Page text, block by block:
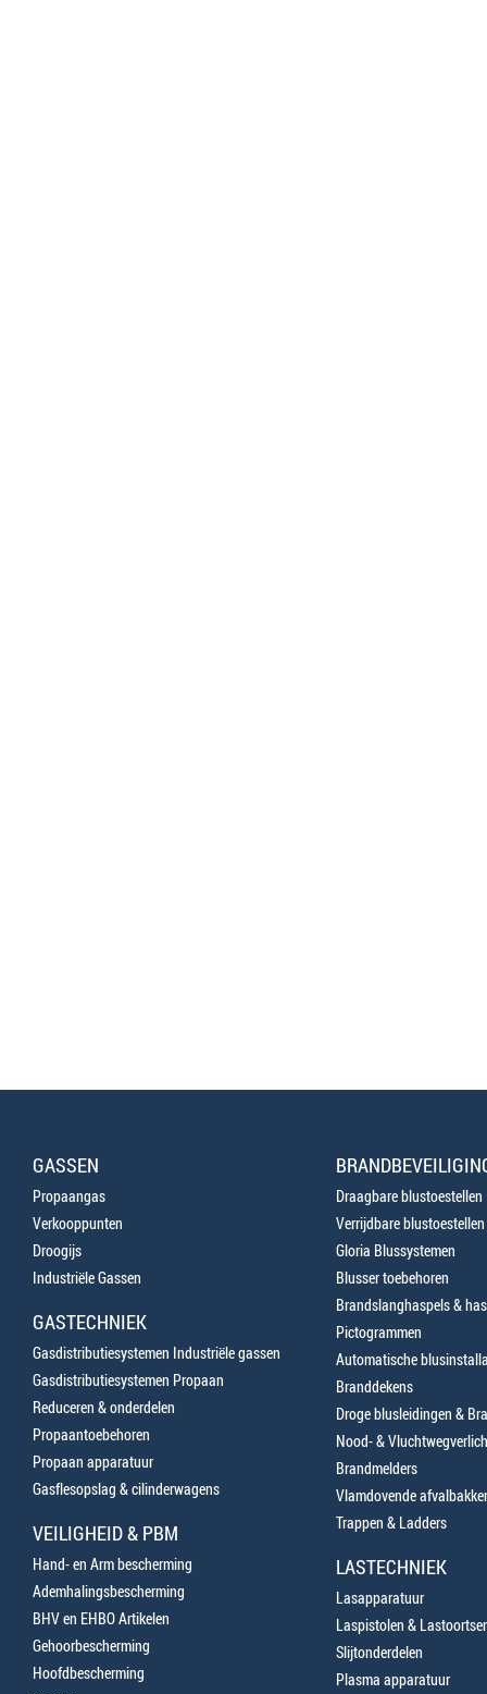
GASSEN
Propaangas
Verkooppunten
Droogijs
Industriële Gassen
GASTECHNIEK
Gasdistributiesystemen Industriële gassen
Gasdistributiesystemen Propaan
Reduceren & onderdelen
Propaantoebehoren
Propaan apparatuur
Gasflesopslag & cilinderwagens
VEILIGHEID & PBM
Hand- en Arm bescherming
Ademhalingsbescherming
BHV en EHBO Artikelen
Gehoorbescherming
Hoofdbescherming
Draagbare blustoestellen
Verrijdbare blustoestellen
Gloria Blussystemen
Blusser toebehoren
Brandslanghaspels &
Pictogrammen
Automatische
Branddekens
Droge blusleidingen &
Nood- &
Brandmelders
Vlamdovende
Trappen & Ladders
LASTECHNIEK
Lasapparatuur
Laspistolen &
Slijtonderdelen
Plasma apparatuur